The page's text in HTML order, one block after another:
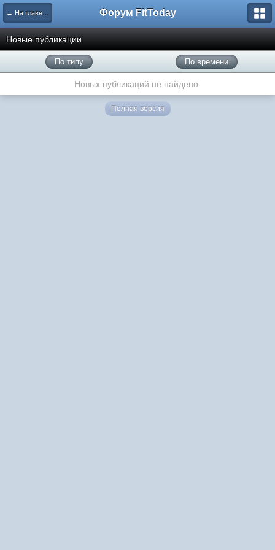
← На главную Форум FitToday
Новые публикации
По типу По времени
Новых публикаций не найдено.
Полная версия